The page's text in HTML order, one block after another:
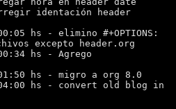
identación header
hs - elimino #+OPTIONS:
excepto header.org
hs - Agrego
hs - migro a org 8.0
04:00 hs - convert old blog in